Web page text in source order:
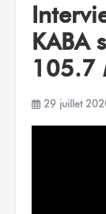
KABA
105.7
29 juillet